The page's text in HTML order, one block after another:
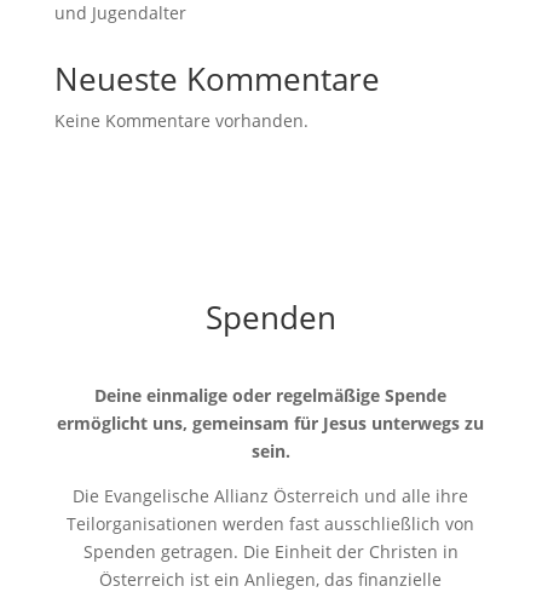
und Jugendalter
Neueste Kommentare
Keine Kommentare vorhanden.
Spenden
Deine einmalige oder regelmäßige Spende
ermöglicht uns, gemeinsam für Jesus unterwegs zu
sein.
Die Evangelische Allianz Österreich und alle ihre
Teilorganisationen werden fast ausschließlich von
Spenden getragen. Die Einheit der Christen in
Österreich ist ein Anliegen, das finanzielle